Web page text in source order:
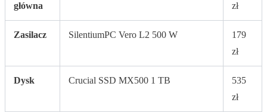
główna
zł
Zasilacz SilentiumPC Vero L2 500 W
179
zł
Dysk Crucial SSD MX500 1 TB
535
zł